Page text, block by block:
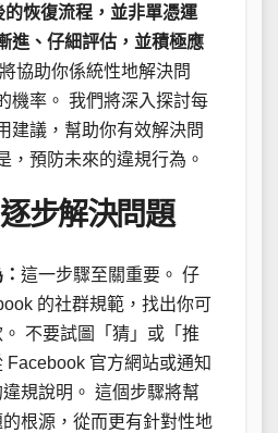
的恢復流程，並非單憑運
進、仔細評估，並積極應
協助你係統性地解決問
機率。 我們將深入探討每
建議，幫助你有效解決問
，預防未來的違規行為。
步解決問題
這一步驟至關重要。 仔
的社群規範，找出你可
不要試圖「猜」或「推
Facebook 官方網站或通知
規說明。 這個步驟將幫
根源，從而更有針對性地